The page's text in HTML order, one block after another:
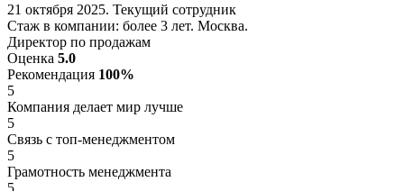
21 октября 2025. Текущий сотрудник
Стаж в компании: более 3 лет. Москва.
Директор по продажам
Оценка 5.0
Рекомендация 100%
5
Компания делает мир лучше
5
Связь с топ-менеджментом
5
Грамотность менеджмента
5